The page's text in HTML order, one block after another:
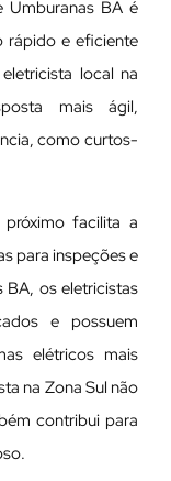
Umburanas BA é
rápido e eficiente
local na
mais ágil,
como curtos-
facilita a
para inspeções e
BA, os eletricistas
e possuem
elétricos mais
na Zona Sul não
contribui para